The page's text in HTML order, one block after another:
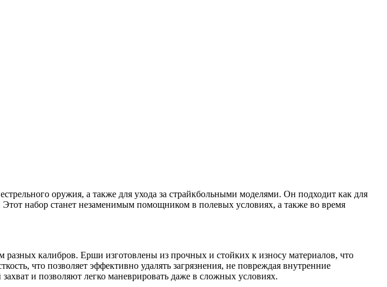
оружия, а также для ухода за страйкбольными моделями. Он подходит как для
набор станет незаменимым помощником в полевых условиях, а также во время
разных калибров. Ерши изготовлены из прочных и стойких к износу материалов, что
что позволяет эффективно удалять загрязнения, не повреждая внутренние
и позволяют легко маневрировать даже в сложных условиях.